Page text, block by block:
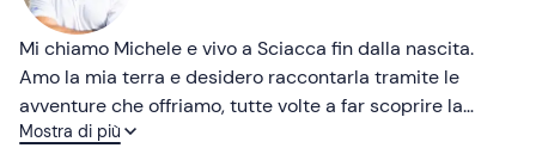
Mi chiamo Michele e vivo a Sciacca fin dalla nascita.
Amo la mia terra e desidero raccontarla tramite le
avventure che offriamo, tutte volte a far scoprire la
Sicilia lasciando ricordi indimenticabili. Se sei alla
Mostra di più